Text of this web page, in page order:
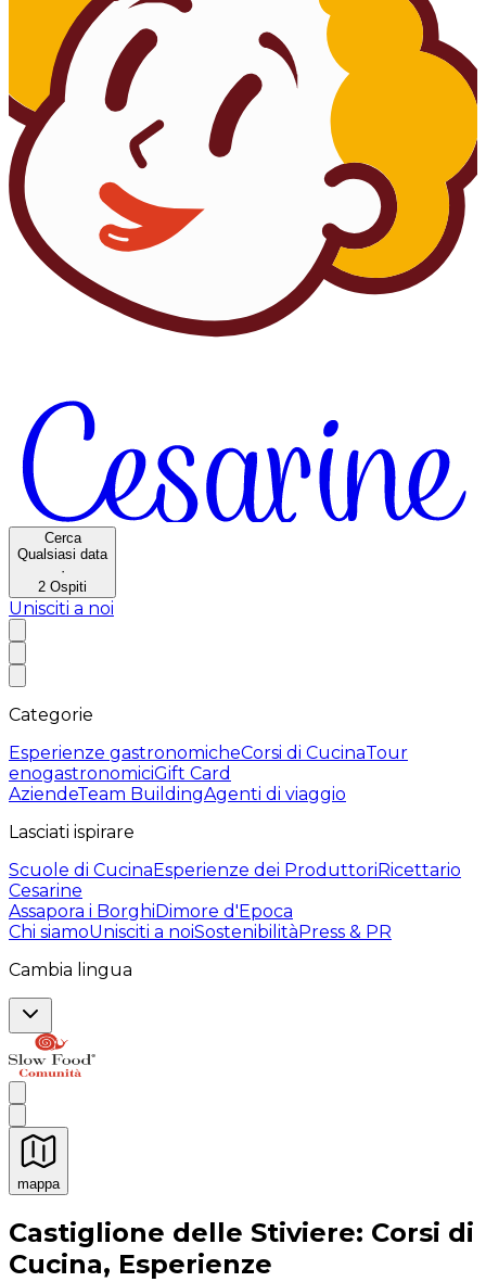
Cerca
Qualsiasi data
·
2 Ospiti
Unisciti a noi
Categorie
Esperienze gastronomicheCorsi di CucinaTour
enogastronomiciGift Card
AziendeTeam BuildingAgenti di viaggio
Lasciati ispirare
Scuole di CucinaEsperienze dei ProduttoriRicettario
Cesarine
Assapora i BorghiDimore d'Epoca
Chi siamoUnisciti a noiSostenibilitàPress & PR
Cambia lingua
mappa
Esperienze culinarie indimenticabili: Esperienze
Castiglione delle Stiviere: Corsi di
Cucina, Esperienze